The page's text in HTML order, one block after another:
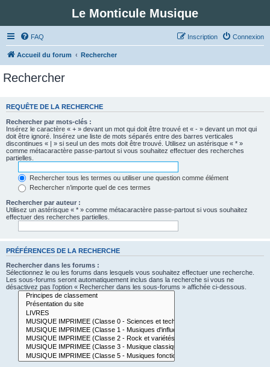
Le Monticule Musique
FAQ Connexion
Inscription
Accueil du forum Rechercher
Rechercher
REQUÊTE DE LA RECHERCHE
Rechercher par mots-clés :
Insérez le caractère « + » devant un mot qui doit être trouvé et « - » devant un mot qui
doit être ignoré. Insérez une liste de mots séparés entre des barres verticales
discontinues « | » si seul un des mots doit être trouvé. Utilisez un astérisque « * »
comme métacaractère passe-partout si vous souhaitez effectuer des recherches
partielles.
Rechercher tous les termes ou utiliser une question comme élément
Rechercher n’importe quel de ces termes
Rechercher par auteur :
Utilisez un astérisque « * » comme métacaractère passe-partout si vous souhaitez
effectuer des recherches partielles.
PRÉFÉRENCES DE LA RECHERCHE
Rechercher dans les forums :
Sélectionnez le ou les forums dans lesquels vous souhaitez effectuer une recherche.
Les sous-forums seront automatiquement inclus dans la recherche si vous ne
désactivez pas l’option « Rechercher dans les sous-forums » affichée ci-dessous.